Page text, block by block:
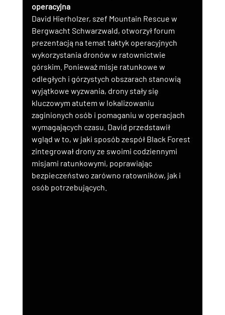
operacyjna
David Hierholzer, szef Mountain Rescue w
Bergwacht Schwarzwald, otworzył forum
prezentacją na temat taktyk operacyjnych
wykorzystania dronów w ratownictwie
górskim. Ponieważ misje ratunkowe w
odległych i górzystych obszarach stanowią
wyjątkowe wyzwania, drony stały się
kluczowym atutem w lokalizowaniu
zaginionych osób i pomaganiu w operacjach
wymagających czasu. David przedstawił
wgląd w to, w jaki sposób zespół Black Forest
zintegrował drony ze swoimi codziennymi
misjami ratunkowymi, poprawiając
bezpieczeństwo zarówno ratowników, jak i
osób potrzebujących.